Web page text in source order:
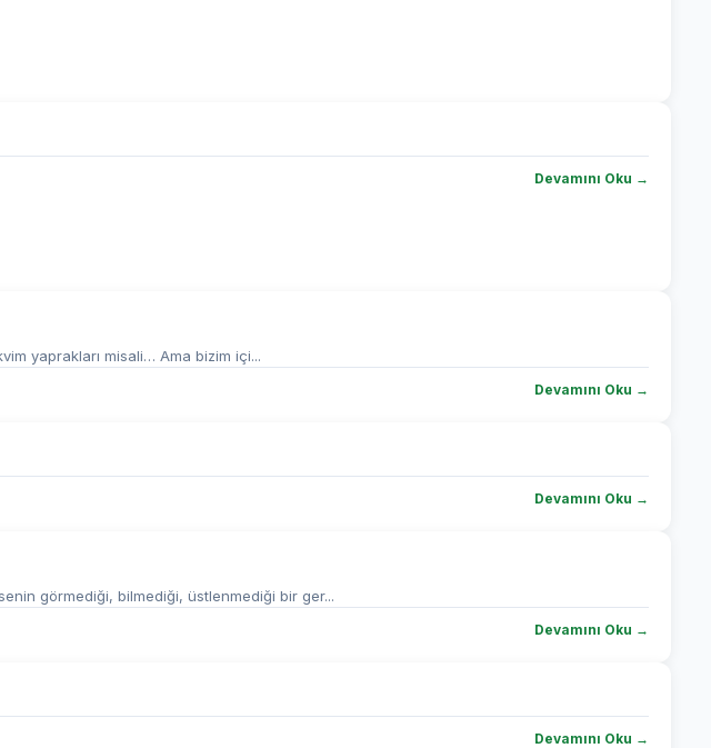
Devamını Oku →
yaprakları misali… Ama bizim içi...
Devamını Oku →
Devamını Oku →
görmediği, bilmediği, üstlenmediği bir ger...
Devamını Oku →
Devamını Oku →